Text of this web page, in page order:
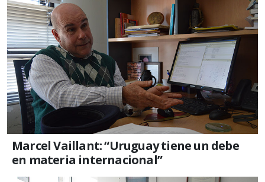
Marcel Vaillant: “Uruguay tiene un debe
en materia internacional”